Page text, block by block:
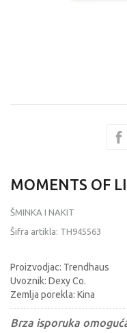
MOMENTS OF
ŠMINKA I NAKIT
Šifra artikla: TH945563
Proizvodjac: Trendhaus
Uvoznik: Dexy Co.
Zemlja porekla: Kina
Brza isporuka